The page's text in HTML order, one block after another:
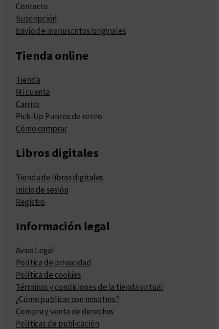
Contacto
Suscripción
Envío de manuscritos/originales
Tienda online
Tienda
Mi cuenta
Carrito
Pick-Up Puntos de retiro
Cómo comprar
Libros digitales
Tienda de libros digitales
Inicio de sesión
Registro
Información legal
Aviso Legal
Política de privacidad
Política de cookies
Términos y condiciones de la tienda virtual
¿Cómo publicar con nosotros?
Compra y venta de derechos
Políticas de publicación